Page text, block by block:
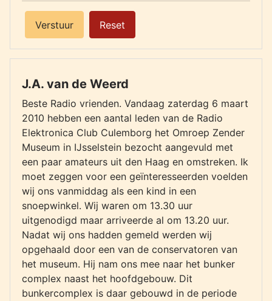
Verstuur Reset
J.A. van de Weerd
Beste Radio vrienden. Vandaag zaterdag 6 maart
2010 hebben een aantal leden van de Radio
Elektronica Club Culemborg het Omroep Zender
Museum in IJsselstein bezocht aangevuld met
een paar amateurs uit den Haag en omstreken. Ik
moet zeggen voor een geïnteresseerden voelden
wij ons vanmiddag als een kind in een
snoepwinkel. Wij waren om 13.30 uur
uitgenodigd maar arriveerde al om 13.20 uur.
Nadat wij ons hadden gemeld werden wij
opgehaald door een van de conservatoren van
het museum. Hij nam ons mee naar het bunker
complex naast het hoofdgebouw. Dit
bunkercomplex is daar gebouwd in de periode